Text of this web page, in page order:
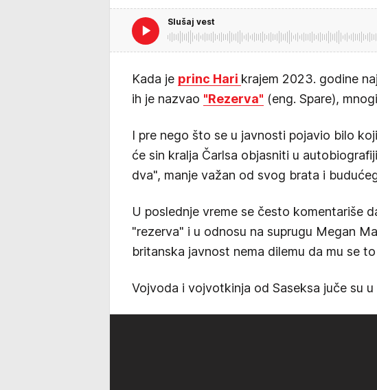
Slušaj vest
Kada je princ Hari krajem 2023. godine
ih je nazvao "Rezerva" (eng. Spare),
I pre nego što se u javnosti pojavio bilo
će sin kralja Čarlsa objasniti u
dva", manje važan od svog brata i
U poslednje vreme se često komentariše
"rezerva" i u odnosu na suprugu Megan
britanska javnost nema dilemu da mu se
Vojvoda i vojvotkinja od Saseksa juče su